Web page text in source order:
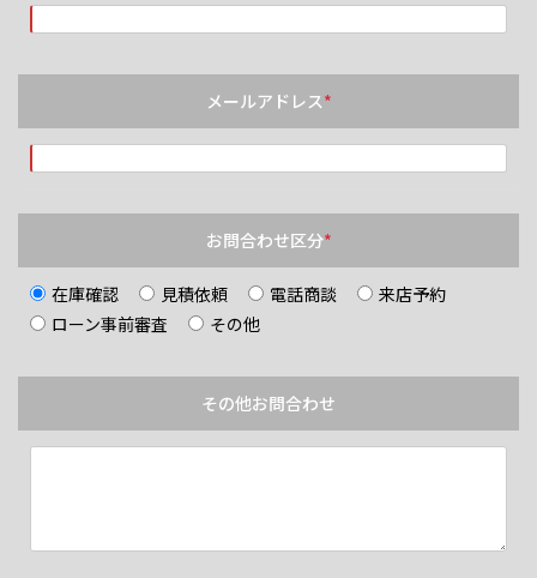
メールアドレス*
お問合わせ区分*
在庫確認 見積依頼 電話商談
来店予約
ローン事前審査
その他
その他お問合わせ